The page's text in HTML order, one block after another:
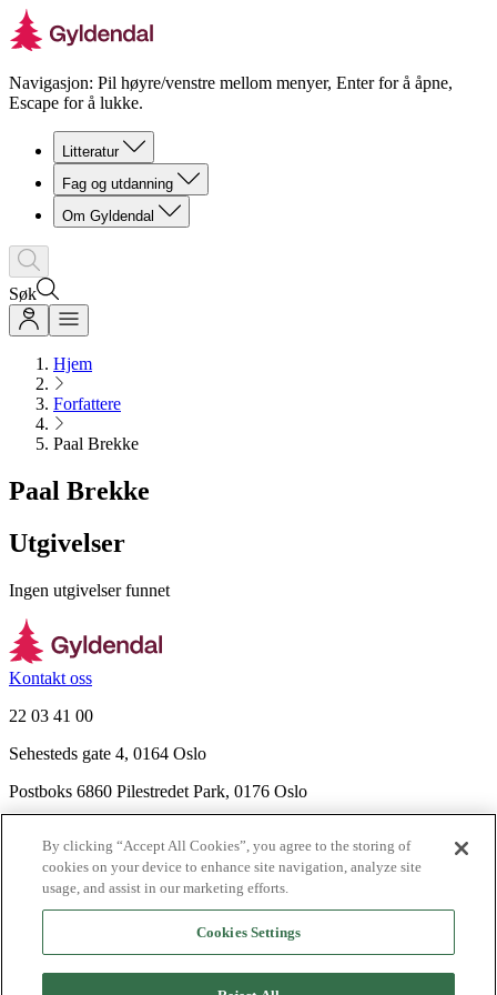
Navigasjon: Pil høyre/venstre mellom menyer, Enter for å åpne,
Escape for å lukke.
Litteratur
Fag og utdanning
Om Gyldendal
Søk
Hjem
Forfattere
Paal Brekke
Paal Brekke
Utgivelser
Ingen utgivelser funnet
Kontakt oss
22 03 41 00
Sehesteds gate 4, 0164 Oslo
Postboks 6860 Pilestredet Park, 0176 Oslo
Nyhetsbrev
Ledige stillinger
Send inn manus
By clicking “Accept All Cookies”, you agree to the storing of
cookies on your device to enhance site navigation, analyze site
usage, and assist in our marketing efforts.
Cookies Settings